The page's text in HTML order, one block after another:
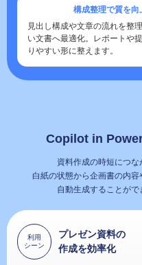
構成整理で質を向
見出し構成や文章の流れを整
い文書へ最適化。レポートや
りやすい形に整えます。
Copilot in
資料作成の時短につな
白紙の状態から企画書の内容
自動生成することがで
利用
シーン
プレゼン資料の
作成を効率化